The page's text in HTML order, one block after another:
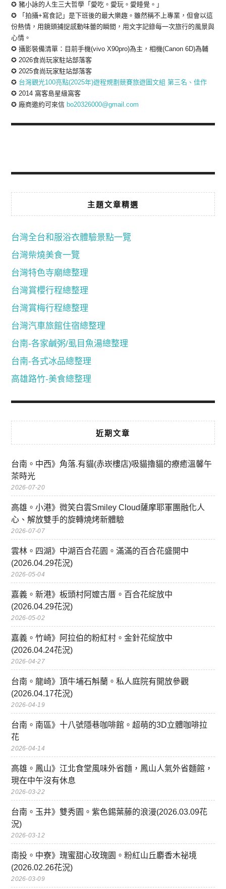
✪ 豬小詠的人生三大哲學「愛吃。愛玩。愛睡覺。」
✪ 「拍攝+寫食記」是下班後的最大樂趣。雖然稱不上專業，但會以這
份熱情，用鏡頭捕捉感動味蕾的瞬間，用文字記錄每一次旅行的風景與
心情。
✪ 攝影裝備清單：目前手機(vivo X90pro)為主，相機(Canon 6D)為輔
✪ 2026食尚玩家駐站部落客
✪ 2025食尚玩家駐站部落客
✪ 台灣觀光100亮點(2025年)遊程規劃競賽旅遊圖文組 第三名、佳作
✪ 2014 窩客島星級窩客
✪ 廠商邀約可來信 bo20326000@gmail.com
主題文章精選
台灣全台和服浴衣體驗景點一覽
台灣柴燒美食一覽
台灣特色寺廟總整理
台灣賞櫻行程總整理
台灣賞梅行程總整理
台灣汽車旅館住宿總整理
台南-各家鹹粥/虱目魚湯總整理
台南-各式冰品總整理
高雄路竹-美食總整理
近期文章
台南。中西》角落.有貓(赤崁樓店)吸貓擼貓的療癒溫馨午
茶時光
2026-07-20
高雄。小港》微笑白雲Smiley Cloud薩摩耶軍團融化人
心、解放雙手的旋轉燒烤新體驗
2026-07-07
雲林。四湖》中湖百合花園。滿滿的百合花盛開中
(2026.04.29花況)
2026-05-04
嘉義。新港》板頭村阿嬤古厝。百合花綻放中
(2026.04.29花況)
2026-05-02
嘉義。竹崎》阿拉伯的粉紅村。金針花綻放中
(2026.04.24花況)
2026-04-27
台南。龍崎》頂牛埔石斛蘭。私人庭院有開放參觀
(2026.04.17花況)
2026-04-19
台南。南區》十八號隱巷咖啡館。超萌的3D立體咖啡拉
花
2026-04-14
高雄。鳳山》江北食堂風味外省麵，鳳山人氣外省麵館，
現在中午沒有休息
2026-03-22
台南。玉井》雙秀園。紫色錫葉藤的浪漫(2026.03.09花
況)
2026-03-12
南投。中寮》瑰蜜甜心玫瑰園。粉紅山丘麝香木祕境
(2026.02.26花況)
2026-03-09